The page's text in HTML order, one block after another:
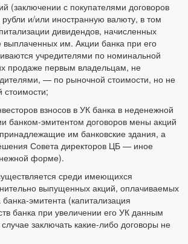
(заключении с покупателями договоров
и/или иностранную валюту, в том
дивидендов, начисленных
им. Акции банка при его
учредителями по номинальной
продаже первым владельцам, не
— по рыночной стоимости, но не
взносов в УК банка в неденежной
банком-эмитентом договоров мены акций
им банковские здания, а
Совета директоров ЦБ — иное
форме).
среди имеющихся
выпущенных акций, оплачиваемых
эмитента (капитализация
банка при увеличении его УК данным
заключать какие-либо договоры не